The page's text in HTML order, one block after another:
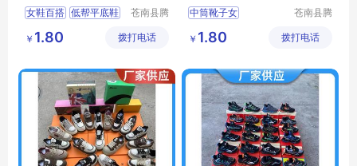
鞋
女鞋百搭 低帮平底鞋
小白鞋时尚百搭
苍南县腾
务商行
￥ 1.80 拨打电话
鞋
中筒靴子女
小白鞋女
跑步鞋男轻便
苍南县腾
务商行
￥ 1.80 拨打电话